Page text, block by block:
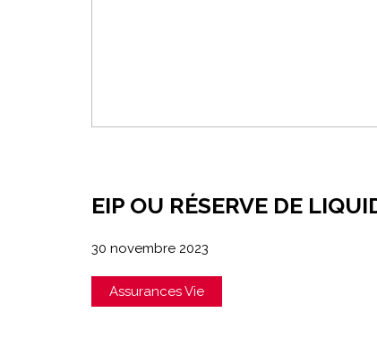
EIP OU RÉSERVE DE
30 novembre 2023
Assurances Vie